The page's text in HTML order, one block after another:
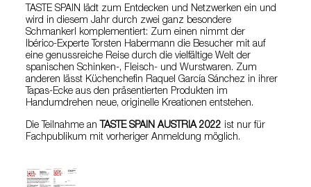
TASTE SPAIN lädt zum Entdecken und Netzwerken ein und
wird in diesem Jahr durch zwei ganz besondere
Schmankerl komplementiert: Zum einen nimmt der
Ibérico-Experte Torsten Habermann die Besucher mit auf
eine genussreiche Reise durch die vielfältige Welt der
spanischen Schinken-, Fleisch- und Wurstwaren. Zum
anderen lässt Küchenchefin Raquel García Sánchez in ihrer
Tapas-Ecke aus den präsentierten Produkten im
Handumdrehen neue, originelle Kreationen entstehen.
Die Teilnahme an TASTE SPAIN AUSTRIA 2022 ist nur für
Fachpublikum mit vorheriger Anmeldung möglich.